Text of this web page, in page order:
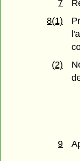
7
8(1)
(2)
9